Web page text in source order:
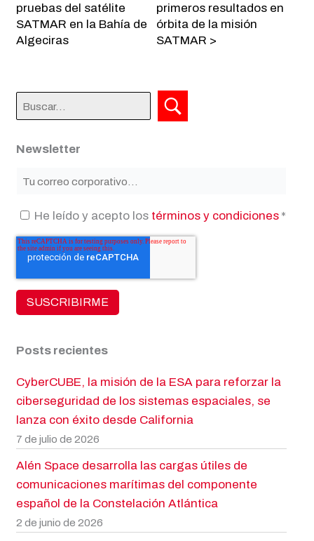
pruebas del satélite
SATMAR en la Bahía de
Algeciras
primeros resultados en
órbita de la misión
SATMAR >
Newsletter
He leído y acepto los términos y condiciones *
Posts recientes
CyberCUBE, la misión de la ESA para reforzar la
ciberseguridad de los sistemas espaciales, se
lanza con éxito desde California
7 de julio de 2026
Alén Space desarrolla las cargas útiles de
comunicaciones marítimas del componente
español de la Constelación Atlántica
2 de junio de 2026